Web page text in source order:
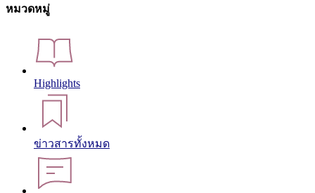
หมวดหมู่
Highlights
ข่าวสารทั้งหมด